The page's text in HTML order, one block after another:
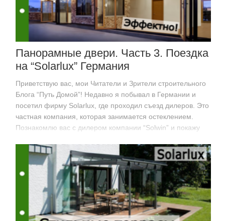
Панорамные двери. Часть 3. Поездка
на “Solarlux” Германия
Приветствую вас, мои Читатели и Зрители строительного
Блога “Путь Домой”! Недавно я побывал в Германии и
посетил фирму Solarlux, где проходил съезд дилеров. Это
частная компания, которая занимается остеклением.
Познакомлю вас с дилером компании “Solwin” и покажу